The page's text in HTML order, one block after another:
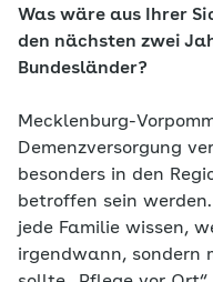
Was wäre aus Ihrer
den nächsten zwei
Bundesländer?
Mecklenburg-
Demenzversorgung
besonders in den
betroffen sein
jede Familie wissen,
irgendwann, sondern